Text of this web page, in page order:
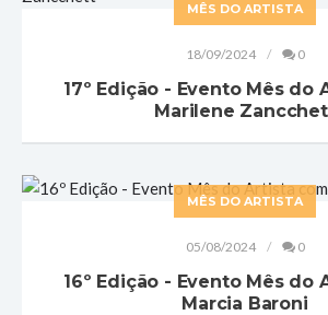
MÊS DO ARTISTA
18/09/2024 0
17º Edição - Evento Mês do
Marilene
MÊS DO ARTISTA
05/08/2024 0
16º Edição - Evento Mês do
Marcia Baroni